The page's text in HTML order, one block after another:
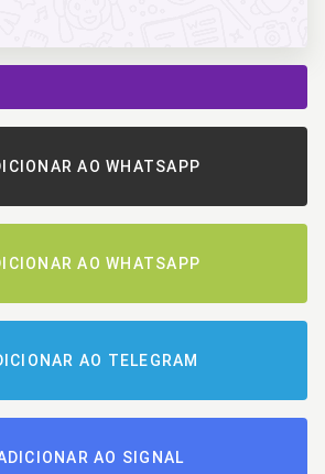
AO WHATSAPP
AO WHATSAPP
AO TELEGRAM
AO SIGNAL